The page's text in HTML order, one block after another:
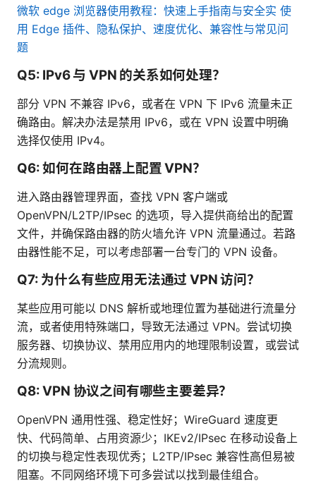
微软 edge 浏览器使用教程：快速上手指南与安全实 使
用 Edge 插件、隐私保护、速度优化、兼容性与常见问
题
Q5: IPv6 与 VPN 的关系如何处理？
部分 VPN 不兼容 IPv6，或者在 VPN 下 IPv6 流量未正
确路由。解决办法是禁用 IPv6，或在 VPN 设置中明确
选择仅使用 IPv4。
Q6: 如何在路由器上配置 VPN？
进入路由器管理界面，查找 VPN 客户端或
OpenVPN/L2TP/IPsec 的选项，导入提供商给出的配置
文件，并确保路由器的防火墙允许 VPN 流量通过。若路
由器性能不足，可以考虑部署一台专门的 VPN 设备。
Q7: 为什么有些应用无法通过 VPN 访问？
某些应用可能以 DNS 解析或地理位置为基础进行流量分
流，或者使用特殊端口，导致无法通过 VPN。尝试切换
服务器、切换协议、禁用应用内的地理限制设置，或尝试
分流规则。
Q8: VPN 协议之间有哪些主要差异？
OpenVPN 通用性强、稳定性好；WireGuard 速度更
快、代码简单、占用资源少；IKEv2/IPsec 在移动设备上
的切换与稳定性表现优秀；L2TP/IPsec 兼容性高但易被
阻塞。不同网络环境下可多尝试以找到最佳组合。